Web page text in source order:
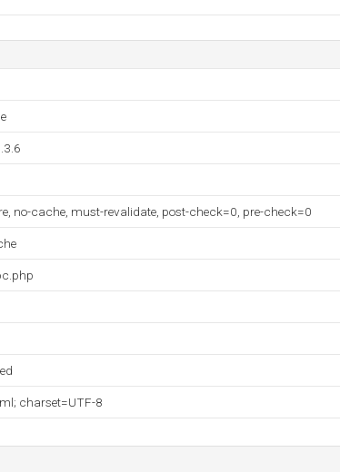
no-cache, must-revalidate, post-check=0, pre-check=0
charset=UTF-8